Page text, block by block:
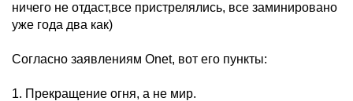
ничего не отдаст,все пристрелялись, все заминировано
уже года два как)
Согласно заявлениям Onet, вот его пункты:
1. Прекращение огня, а не мир.